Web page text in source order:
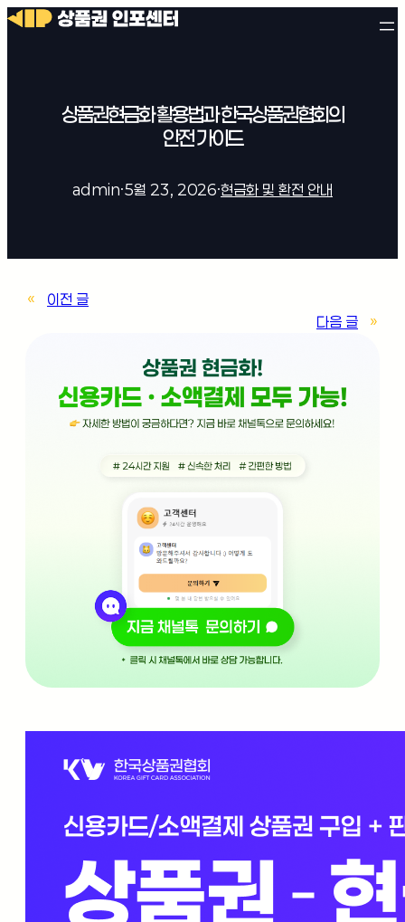
상품권현금화 활용법과 한국상품권협회의
안전 가이드
admin·5월 23, 2026·현금화 및 환전 안내
«
이전 글
다음 글
»